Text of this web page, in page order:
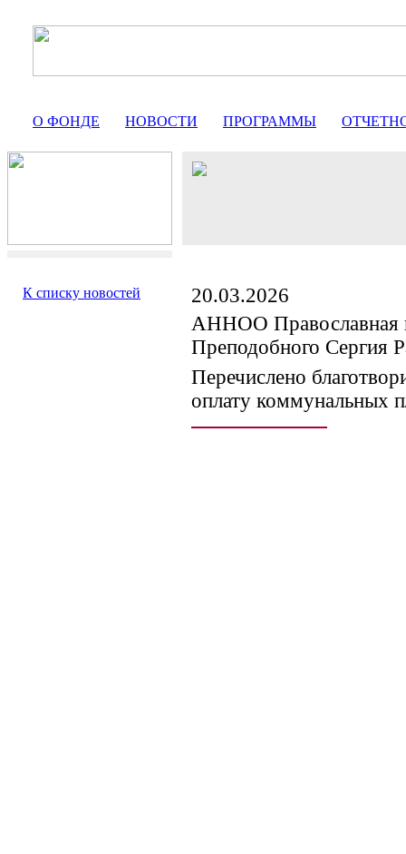
О ФОНДЕ НОВОСТИ ПРОГРАММЫ
К списку новостей
20.03.2026
АННОО Православная
Преподобного Сергия
Перечислено
оплату коммунальных